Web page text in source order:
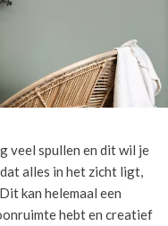
veel spullen en dit wil je
alles in het zicht ligt,
kan helemaal een
hebt en creatief